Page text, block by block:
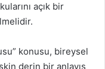
açık bir
konusu, bireysel
derin bir anlayış